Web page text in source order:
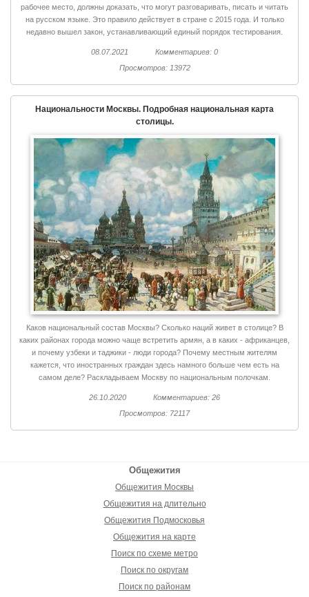
рабочее место, должны доказать, что могут разговаривать, писать и читать
на русском языке. Это правило действует в стране с 2015 года. И только
недавно вышел закон, устанавливающий единый порядок тестирования.
08.07.2021
Комментариев: 0
Просмотров: 13972
Национальности Москвы. Подробная национальная карта
столицы.
Каков национальный состав Москвы? Сколько наций живет в столице? В
каких районах города можно чаще встретить армян, а в каких - африканцев,
и почему узбеки и таджики - люди города? Почему местным жителям
кажется, что иностранных граждан здесь намного больше чем есть на
самом деле? Раскладываем Москву по национальным полочкам.
26.10.2020
Комментариев: 26
Просмотров: 72117
Общежития
Общежития Москвы
Общежития на длительно
Общежития Подмосковья
Общежития на карте
Поиск по схеме метро
Поиск по округам
Поиск по районам